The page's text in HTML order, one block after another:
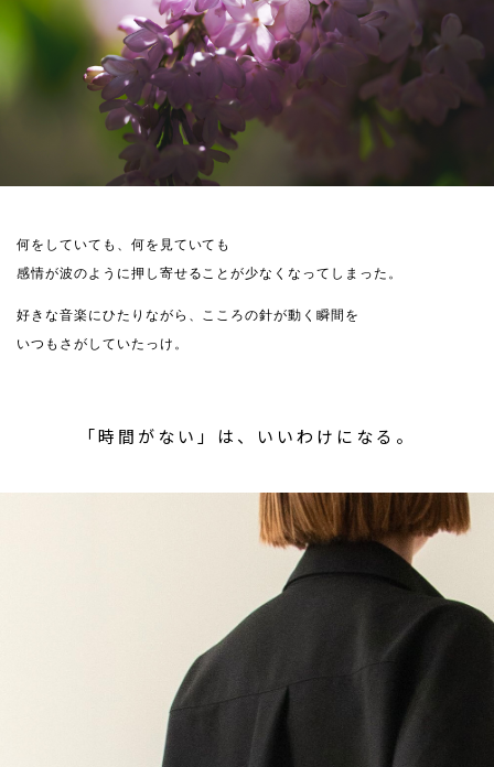
何をしていても、何を見ていても
感情が波のように押し寄せることが少なくなってしまった。
好きな音楽にひたりながら、こころの針が動く瞬間を
いつもさがしていたっけ。
「時間がない」は、いいわけになる。